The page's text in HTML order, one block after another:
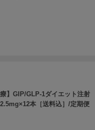
療】GIP/GLP-1ダイエット注射
2.5mg×12本［送料込］/定期便